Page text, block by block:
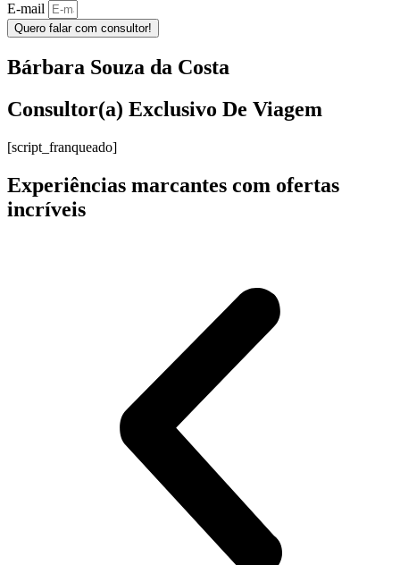
E-mail
Quero falar com consultor!
Bárbara Souza da Costa
Consultor(a) Exclusivo De Viagem
[script_franqueado]
Experiências marcantes com ofertas
incríveis